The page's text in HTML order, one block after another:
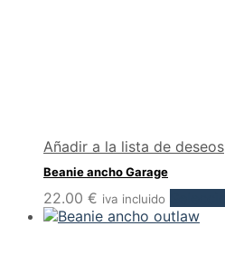
Añadir a la lista de deseos
Beanie ancho Garage
22.00 € iva incluido